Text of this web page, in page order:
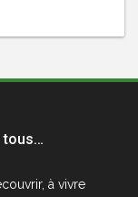
tous…
à vivre